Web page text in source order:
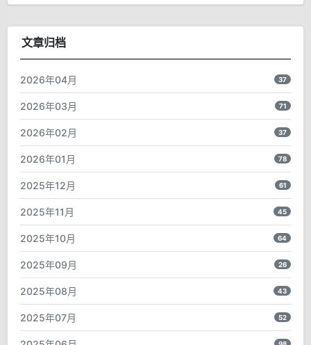
文章归档
2026年04月 37
2026年03月 71
2026年02月 37
2026年01月 78
2025年12月 61
2025年11月 45
2025年10月 64
2025年09月 26
2025年08月 43
2025年07月 52